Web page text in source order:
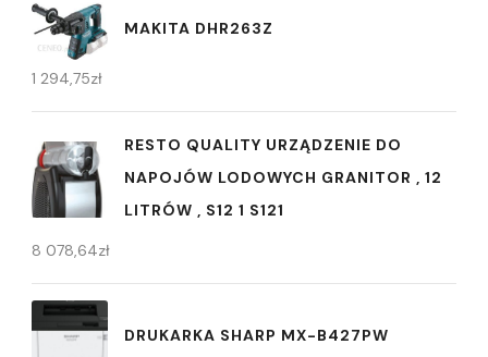
MAKITA DHR263Z
1 294,75zł
RESTO QUALITY URZĄDZENIE DO
NAPOJÓW LODOWYCH GRANITOR , 12
LITRÓW , S12 1 S121
8 078,64zł
DRUKARKA SHARP MX-B427PW